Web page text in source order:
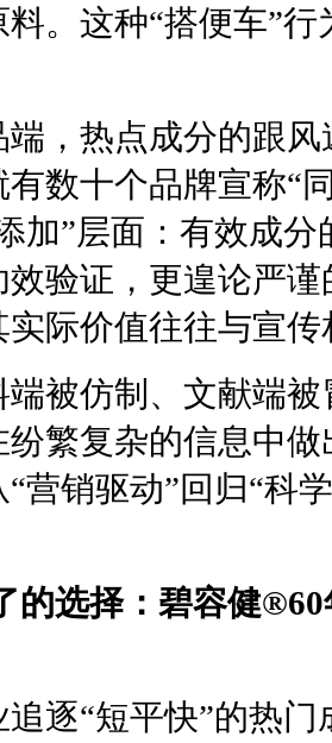
料。这种“搭便车”
热点成分的跟风
有数十个品牌宣称“
加”层面：有效成
效验证，更遑论严
实际价值往往与宣
仿制、文献端被
纷繁复杂的信息中
营销驱动”回归“科
选择：碧容健®60
“短平快”的热门